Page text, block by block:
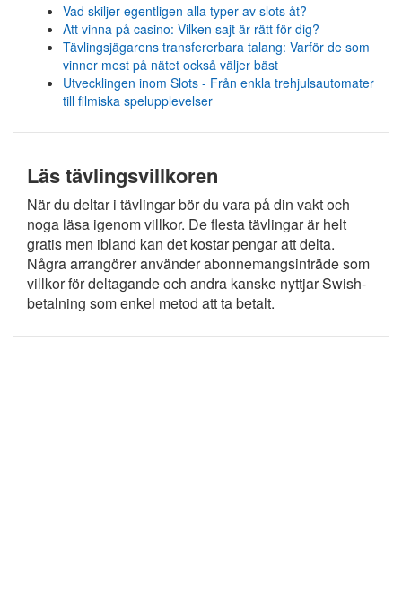
Vad skiljer egentligen alla typer av slots åt?
Att vinna på casino: Vilken sajt är rätt för dig?
Tävlingsjägarens transfererbara talang: Varför de som
vinner mest på nätet också väljer bäst
Utvecklingen inom Slots - Från enkla trehjulsautomater
till filmiska spelupplevelser
Läs tävlingsvillkoren
När du deltar i tävlingar bör du vara på din vakt och
noga läsa igenom villkor. De flesta tävlingar är helt
gratis men ibland kan det kostar pengar att delta.
Några arrangörer använder abonnemangsinträde som
villkor för deltagande och andra kanske nyttjar Swish-
betalning som enkel metod att ta betalt.